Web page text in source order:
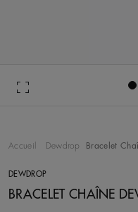
Accueil Dewdrop Bracelet
DEWDROP
BRACELET CHAÎNE